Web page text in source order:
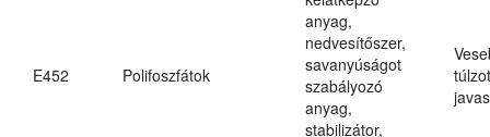
E452 Polifoszfátok
anyag,
nedvesítőszer,
savanyúságot
szabályozó
anyag,
stabilizátor,